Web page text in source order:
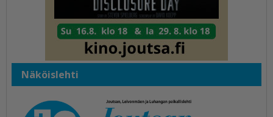
Näköislehti